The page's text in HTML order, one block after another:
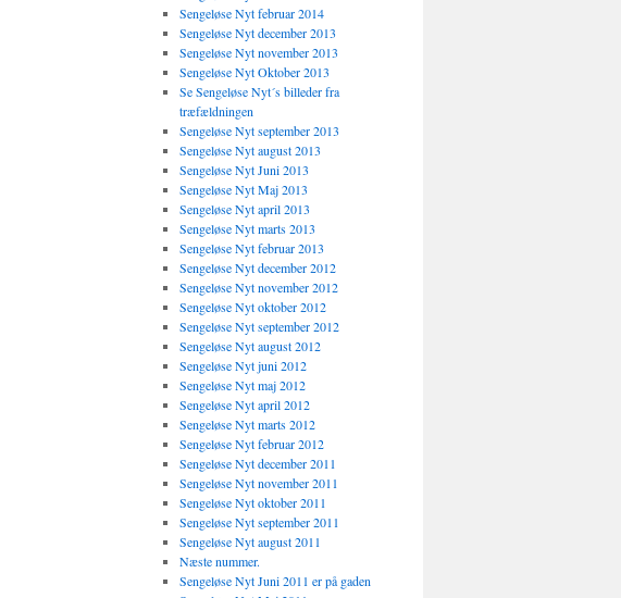
Sengeløse Nyt februar 2014
Sengeløse Nyt december 2013
Sengeløse Nyt november 2013
Sengeløse Nyt Oktober 2013
Se Sengeløse Nyt´s billeder fra
træfældningen
Sengeløse Nyt september 2013
Sengeløse Nyt august 2013
Sengeløse Nyt Juni 2013
Sengeløse Nyt Maj 2013
Sengeløse Nyt april 2013
Sengeløse Nyt marts 2013
Sengeløse Nyt februar 2013
Sengeløse Nyt december 2012
Sengeløse Nyt november 2012
Sengeløse Nyt oktober 2012
Sengeløse Nyt september 2012
Sengeløse Nyt august 2012
Sengeløse Nyt juni 2012
Sengeløse Nyt maj 2012
Sengeløse Nyt april 2012
Sengeløse Nyt marts 2012
Sengeløse Nyt februar 2012
Sengeløse Nyt december 2011
Sengeløse Nyt november 2011
Sengeløse Nyt oktober 2011
Sengeløse Nyt september 2011
Sengeløse Nyt august 2011
Næste nummer.
Sengeløse Nyt Juni 2011 er på gaden